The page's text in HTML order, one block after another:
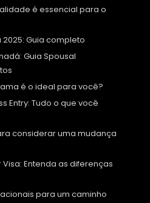
é essencial para o
Guia completo
Guia Spousal
é o ideal para você?
Entry: Tudo o que você
considerar uma mudança
Entenda as diferenças
para um caminho